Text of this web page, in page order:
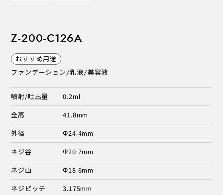
Z-200-C126A
おすすめ用途
ファンデーション/乳液/美容液
噴射/吐出量
0.2ml
全高
41.8mm
外径
Φ24.4mm
ネジ谷
Φ20.7mm
ネジ山
Φ18.6mm
ネジピッチ
3.175mm